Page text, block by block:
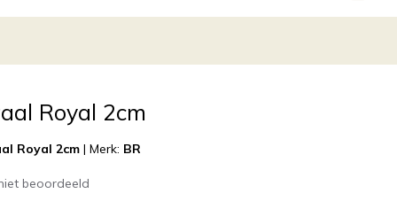
Royal 2cm
Royal 2cm |Merk: BR
beoordeeld